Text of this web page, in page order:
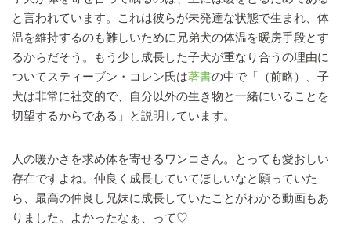
と言われています。これは彼らが未発達な状態で生まれ、体
温を維持するのも難しいために兄弟犬の体温を暖房手段とす
るからだそう。もう少し成長した子犬が重なり合うの理由に
ついてスティーブン・コレン氏は著書の中で「（前略）、子
犬は非常に社交的で、自分以外の生き物と一緒にいることを
切望するからである」と説明しています。
人の暖かさを求め体を寄せるワンコさん。とっても愛おしい
存在ですよね。仲良く成長していてほしいなと願っていた
ら、最高の仲良し兄妹に成長していたことがわかる動画もあ
りました。よかったなぁ、って♡